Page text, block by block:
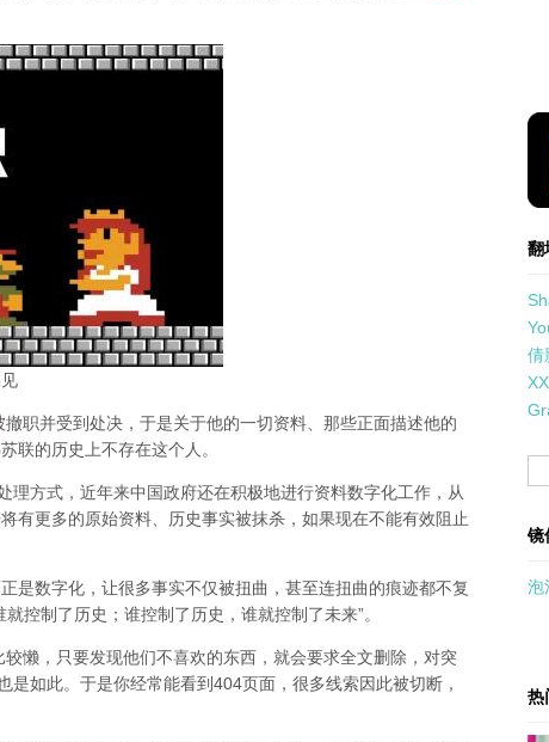
撤职并受到处决，于是关于他的一切资料、那些正面描述他的
联的历史上不存在这个人。
理方式，近年来中国政府还在积极地进行资料数字化工作，从
有更多的原始资料、历史事实被抹杀，如果现在不能有效阻止
是数字化，让很多事实不仅被扭曲，甚至连扭曲的痕迹都不复
控制了历史；谁控制了历史，谁就控制了未来”。
懒，只要发现他们不喜欢的东西，就会要求全文删除，对突
是如此。于是你经常能看到404页面， 很多线索因此被切断，
翻
倩
镜
泡
热